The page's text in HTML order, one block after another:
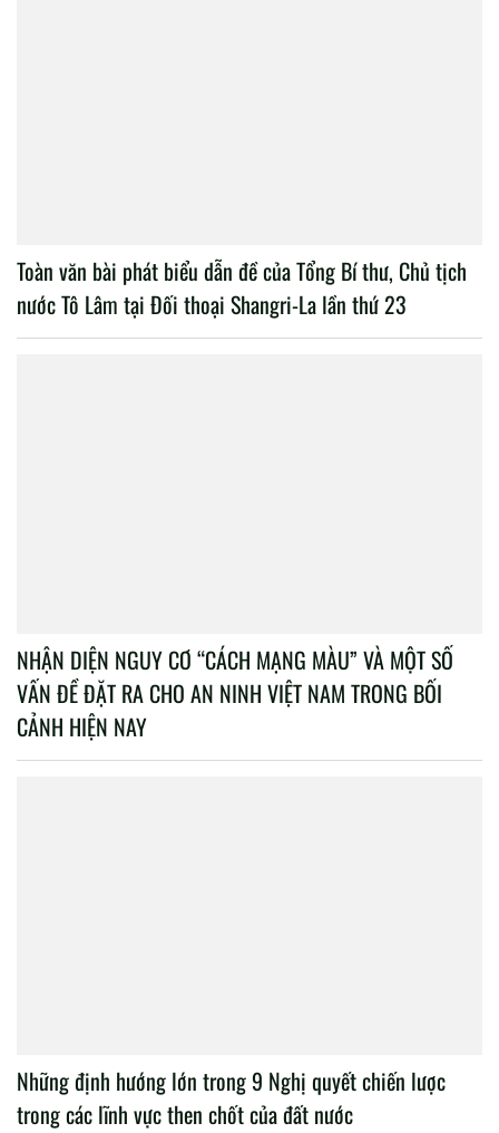
Toàn văn bài phát biểu dẫn đề của Tổng Bí thư, Chủ tịch
nước Tô Lâm tại Đối thoại Shangri-La lần thứ 23
NHẬN DIỆN NGUY CƠ “CÁCH MẠNG MÀU” VÀ MỘT SỐ
VẤN ĐỀ ĐẶT RA CHO AN NINH VIỆT NAM TRONG BỐI
CẢNH HIỆN NAY
Những định hướng lớn trong 9 Nghị quyết chiến lược
trong các lĩnh vực then chốt của đất nước